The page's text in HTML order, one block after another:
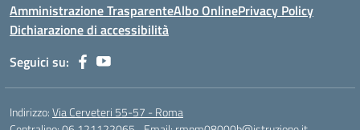
Amministrazione TrasparenteAlbo OnlinePrivacy Policy
Dichiarazione di accessibilità
Seguici su:
Indirizzo:Via Cerveteri 55-57 - Roma